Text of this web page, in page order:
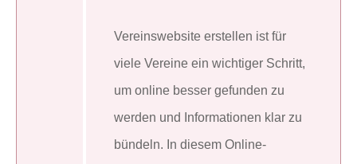
Vereinswebsite erstellen ist für
viele Vereine ein wichtiger Schritt,
um online besser gefunden zu
werden und Informationen klar zu
bündeln. In diesem Online-